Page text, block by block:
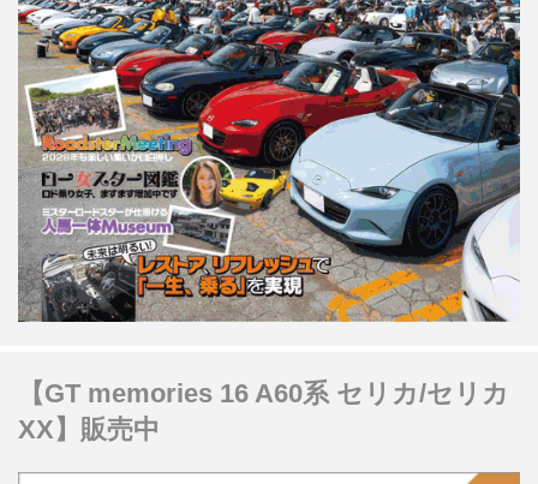
【GT memories 16 A60系 セリカ/セリカ
XX】販売中